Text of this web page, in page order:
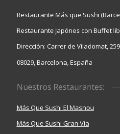
Restaurante Más que Sushi
Restaurante Japónes con Buffet
Dirección: Carrer de Viladomat, 259
08029, Barcelona, España
Nuestros Restaurantes:
Más Que Sushi El Masnou
Más Que Sushi Gran Via